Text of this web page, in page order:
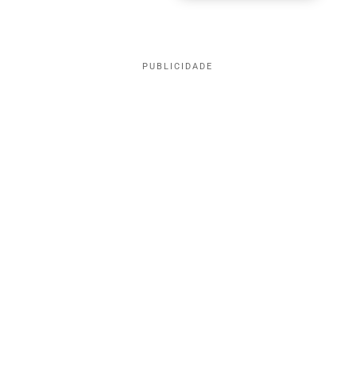
PUBLICIDADE